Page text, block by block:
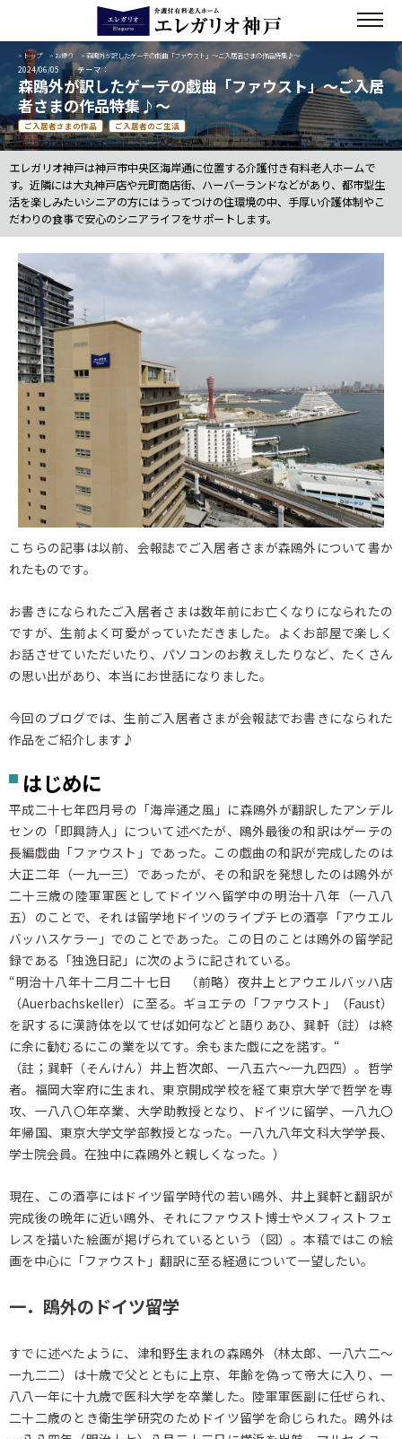
>トップ >お便り > 森鴎外が訳したゲーテの戯曲「ファウスト」～ご入居者さまの作品特集♪～
2024/06/05 テーマ：
森鴎外が訳したゲーテの戯曲「ファウスト」～ご入居
者さまの作品特集♪～
ご入居者さまの作品 ご入居者のご生活
エレガリオ神戸は神戸市中央区海岸通に位置する介護付き有料老人ホームで
す。近隣には大丸神戸店や元町商店街、ハーバーランドなどがあり、都市型生
活を楽しみたいシニアの方にはうってつけの住環境の中、手厚い介護体制やこ
だわりの食事で安心のシニアライフをサポートします。
こちらの記事は以前、会報誌でご入居者さまが森鴎外について書か
れたものです。
お書きになられたご入居者さまは数年前にお亡くなりになられたの
ですが、生前よく可愛がっていただきました。よくお部屋で楽しく
お話させていただいたり、パソコンのお教えしたりなど、たくさん
の思い出があり、本当にお世話になりました。
今回のブログでは、生前ご入居者さまが会報誌でお書きになられた
作品をご紹介します♪
はじめに
平成二十七年四月号の「海岸通之風」に森鴎外が翻訳したアンデル
センの「即興詩人」について述べたが、鴎外最後の和訳はゲーテの
長編戯曲「ファウスト」であった。この戯曲の和訳が完成したのは
大正二年（一九一三）であったが、その和訳を発想したのは鴎外が
二十三歳の陸軍軍医としてドイツへ留学中の明治十八年（一八八
五）のことで、それは留学地ドイツのライプチヒの酒亭「アウエル
バッハスケラー」でのことであった。この日のことは鴎外の留学記
録である「独逸日記」に次のように記されている。
“明治十八年十二月二十七日 （前略）夜井上とアウエルバッハ店
（Auerbachskeller）に至る。ギョエテの「ファウスト」（Faust）
を訳するに漢詩体を以てせば如何などと語りあひ、巽軒（註）は終
に余に勧むるにこの業を以てす。余もまた戯に之を諾す。“
（註；巽軒（そんけん）井上哲次郎、一八五六～一九四四）。哲学
者。福岡大宰府に生まれ、東京開成学校を経て東京大学で哲学を専
攻、一八八〇年卒業、大学助教授となり、ドイツに留学、一八九〇
年帰国、東京大学文学部教授となった。一八九八年文科大学学長、
学士院会員。在独中に森鴎外と親しくなった。）
現在、この酒亭にはドイツ留学時代の若い鴎外、井上巽軒と翻訳が
完成後の晩年に近い鴎外、それにファウスト博士やメフィストフェ
レスを描いた絵画が掲げられているという（図）。本稿ではこの絵
画を中心に「ファウスト」翻訳に至る経過について一望したい。
一．鴎外のドイツ留学
すでに述べたように、津和野生まれの森鴎外（林太郎、一八六二～
一九二二）は十歳で父とともに上京、年齢を偽って帝大に入り、一
八八一年に十九歳で医科大学を卒業した。陸軍軍医副に任ぜられ、
二十二歳のとき衛生学研究のためドイツ留学を命じられた。鴎外は